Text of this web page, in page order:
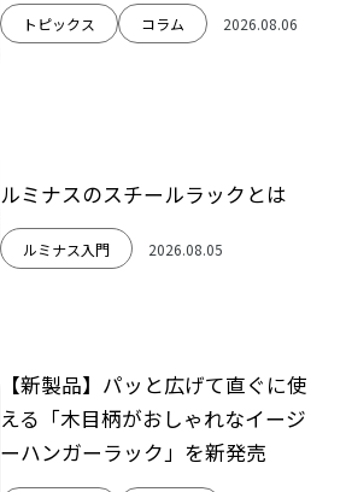
トピックス コラム 2026.08.06
ルミナスのスチールラックとは
ルミナス入門 2026.08.05
【新製品】パッと広げて直ぐに使
える「木目柄がおしゃれなイージ
ーハンガーラック」を新発売